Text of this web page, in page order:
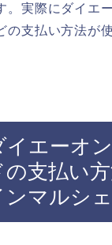
。実際にダイエ
の支払い方法が
イエーオ
の支払い
マルシ